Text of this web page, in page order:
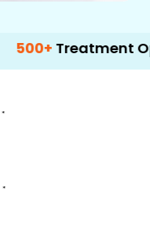
Treatment Options
*
*